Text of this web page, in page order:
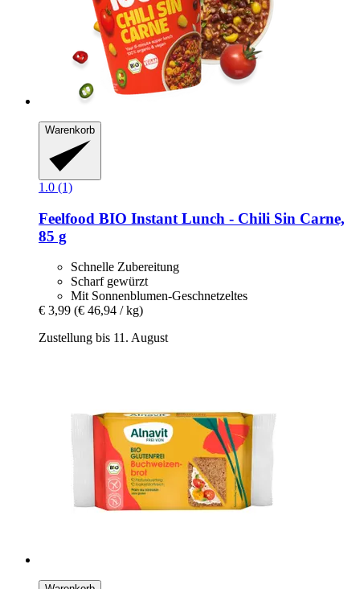
Warenkorb
1.0 (1)
Feelfood BIO Instant Lunch -​ Chili Sin Carne,
85 g
Schnelle Zubereitung
Scharf gewürzt
Mit Sonnenblumen-Geschnetzeltes
€ 3,99 (€ 46,94 / kg)
Zustellung bis 11. August